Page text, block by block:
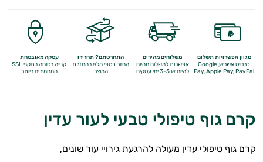
מגוון אפשרויות תשלום
כרטיס אשראי, Google
Pay,Apple Pay, PayPal
משלוחים מהירים
אפשרות למשלוח מהיום
להיום או 3-5 ימי עסקים
התחרטתם? תחזירו
החזר כספי מלאבהחזרת
המוצר
עסקה מאובטחת
קנייה בטוחה בתקני SSL
המחמירים ביותר
קרם גוף טיפולי טבעי לעור עדין
קרם גוף טיפולי עדין מעולה להרגעת גירויי עור שונים,